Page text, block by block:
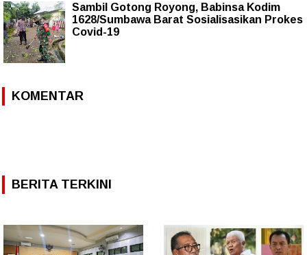
Sambil Gotong Royong, Babinsa Kodim
1628/Sumbawa Barat Sosialisasikan Prokes
Covid-19
KOMENTAR
BERITA TERKINI